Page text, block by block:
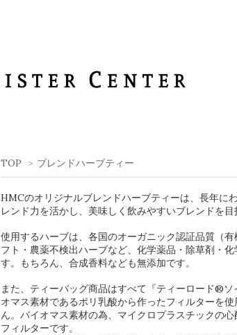
TOP > ブレンドハーブティー
HMCのオリジナルブレンドハーブティーは、長年に
レンド力を活かし、美味しく飲みやすいブレンドを目
使用するハーブは、各国のオーガニック認証品質（
フト・農薬不検出ハーブなど、化学薬品・除草剤・
す。もちろん、合成香料なども無添加です。
また、ティーバッグ商品はすべて『ティーロード®
オマス素材であるポリ乳酸から作ったフィルターを
ん。バイオマス素材の為、マイクロプラスチックの
フィルターです。